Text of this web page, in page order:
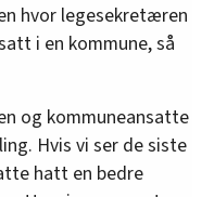
hvor legesekretæren
i en kommune, så
og kommuneansatte
Hvis vi ser de siste
hatt en bedre